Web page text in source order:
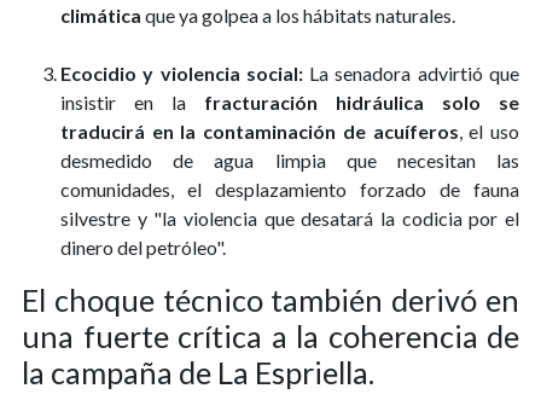
climática que ya golpea a los hábitats naturales.
Ecocidio y violencia social:La senadora advirtió que
insistir en la fracturación hidráulica solo se
traducirá en la contaminación de acuíferos, el uso
desmedido de agua limpia que necesitan las
comunidades, el desplazamiento forzado de fauna
silvestre y "la violencia que desatará la codicia por el
dinero del petróleo".
El choque técnico también derivó en
una fuerte crítica a la coherencia de
la campaña de La Espriella.